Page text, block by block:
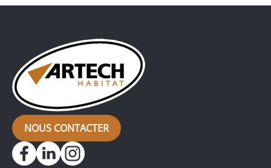
lequel l’ancien carrelage a été remplacé […]
NOUS CONTACTER